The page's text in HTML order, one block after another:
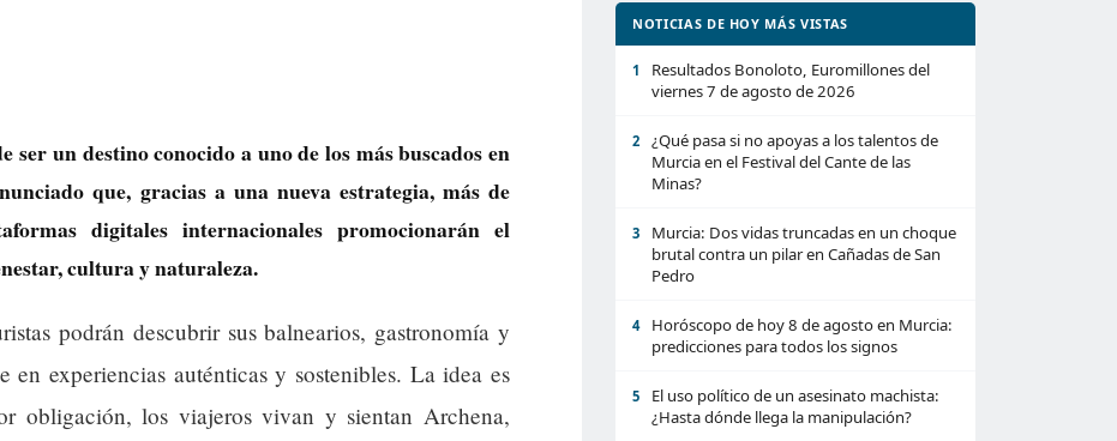
ser un destino conocido a uno de los más buscados en
que, gracias a una nueva estrategia, más de
digitales internacionales promocionarán el
cultura y naturaleza.
podrán descubrir sus balnearios, gastronomía y
experiencias auténticas y sostenibles. La idea es
obligación, los viajeros vivan y sientan Archena,
NOTICIAS DE HOY MÁS VISTAS
1
Resultados Bonoloto, Euromillones del
viernes 7 de agosto de 2026
2
¿Qué pasa si no apoyas a los talentos de
Murcia en el Festival del Cante de las
Minas?
3
Murcia: Dos vidas truncadas en un choque
brutal contra un pilar en Cañadas de San
Pedro
4
Horóscopo de hoy 8 de agosto en Murcia:
predicciones para todos los signos
5
El uso político de un asesinato machista:
¿Hasta dónde llega la manipulación?